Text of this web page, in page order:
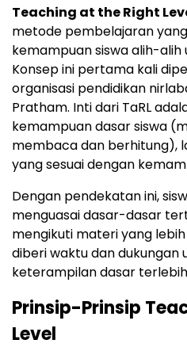
Teaching at the Right
metode pembelajaran
kemampuan siswa alih-alih
Konsep ini pertama kali
organisasi pendidikan
Pratham. Inti dari TaRL
kemampuan dasar siswa
membaca dan berhitung),
yang sesuai dengan
Dengan pendekatan ini,
menguasai dasar-dasar
mengikuti materi yang
diberi waktu dan dukungan
keterampilan dasar
Prinsip-Prinsip
Level